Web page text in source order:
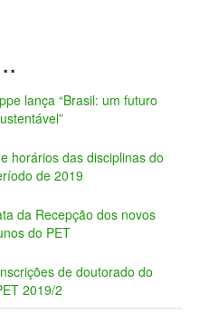
lança “Brasil: um futuro
horários das disciplinas do
de 2019
da Recepção dos novos
do PET
de doutorado do
2019/2